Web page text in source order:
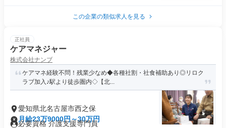
この企業の類似求人を見る
正社員
ケアマネジャー
株式会社ナンブ
ケアマネ経験不問！残業少なめ◆各種社割・社食補助あり◎リロク
ラブ加入♪駅より徒歩圏内◇【北...
愛知県北名古屋市西之保
月給23万9000円～30万円
必要資格 介護支援専門員